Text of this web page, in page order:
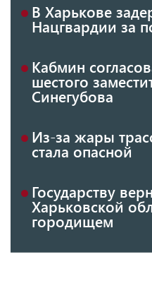
В Харькове
Нацгвардии за
Кабмин
шестого
Синегубова
Из-за жары
стала опасной
Государству
Харьковской
городищем